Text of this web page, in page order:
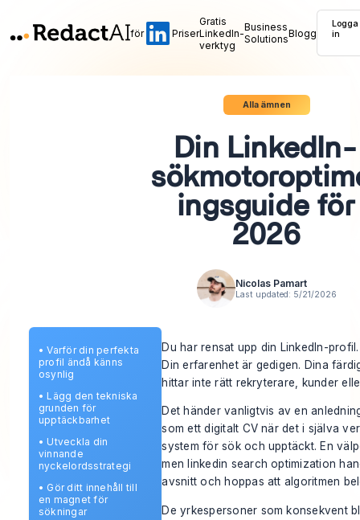
för Priser
Gratis
LinkedIn-
verktyg
Business
SolutionsBlogg
Logga
in
Alla ämnen
Din LinkedIn-
ingsguide för
2026
Nicolas Pamart
Last updated: 5/21/2026
•Varför din perfekta
profil ändå känns
osynlig
• Lägg den tekniska
grunden för
upptäckbarhet
• Utveckla din
vinnande
nyckelordsstrategi
• Gör ditt innehåll till
en magnet för
sökningar
Du har rensat upp din LinkedIn-
Din erfarenhet är gedigen. Dina
hittar inte rätt rekryterare, kunder
Det händer vanligtvis av en
som ett digitalt CV när det i själva
system för sök och upptäckt. En
men linkedin search optimization
avsnitt och hoppas att algoritmen
De yrkespersoner som konsekvent